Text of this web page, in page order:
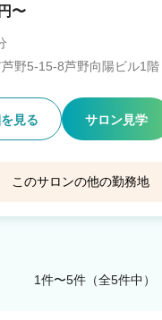
〜
野5-15-8芦野向陽ビル1階
見る サロン見学
このサロンの他の勤務地
釧路若松町店
1件〜5件（全5件中）